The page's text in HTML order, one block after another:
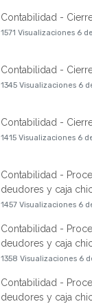
Contabilidad -
1571 Visualizaciones 6
Contabilidad -
1345 Visualizaciones 6
Contabilidad -
1415 Visualizaciones 6
Contabilidad -
deudores y caja
1457 Visualizaciones 6
Contabilidad -
deudores y caja
1358 Visualizaciones 6
Contabilidad -
deudores y caja